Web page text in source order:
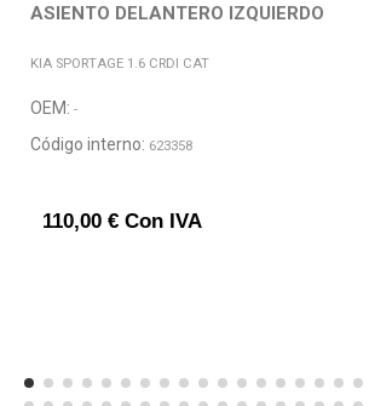
ASIENTO DELANTERO IZQUIERDO
KIA SPORTAGE 1.6 CRDI CAT
OEM: -
Código interno: 623358
110,00 € Con IVA